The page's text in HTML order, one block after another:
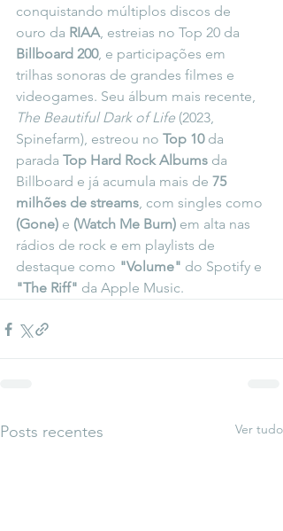
conquistando múltiplos discos de
ouro da RIAA, estreias no Top 20 da
Billboard 200, e participações em
trilhas sonoras de grandes filmes e
videogames. Seu álbum mais recente,
The Beautiful Dark of Life (2023,
Spinefarm), estreou no Top 10 da
parada Top Hard Rock Albums da
Billboard e já acumula mais de 75
milhões de streams, com singles como
(Gone) e (Watch Me Burn) em alta nas
rádios de rock e em playlists de
destaque como "Volume" do Spotify e
"The Riff" da Apple Music.
Posts recentes Ver tudo